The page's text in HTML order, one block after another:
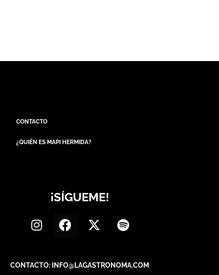
CONTACTO
¿QUIÉN ES MAPI HERMIDA?
¡SÍGUEME!
CONTACTO: INFO@LAGASTRONOMA.COM